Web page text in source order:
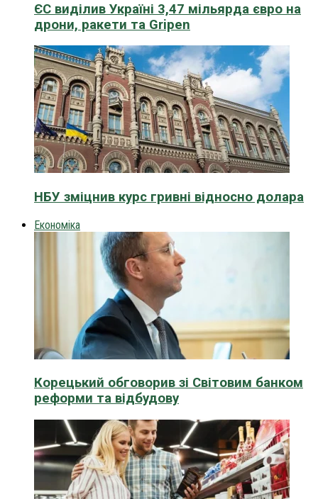
ЄС виділив Україні 3,47 мільярда євро на
дрони, ракети та Gripen
НБУ зміцнив курс гривні відносно долара
Економіка
Корецький обговорив зі Світовим банком
реформи та відбудову